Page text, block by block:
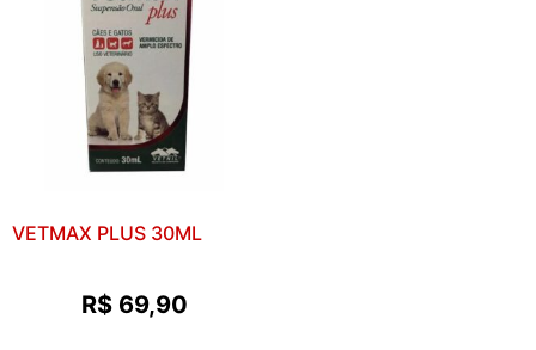
VETMAX PLUS 30ML
R$ 69,90